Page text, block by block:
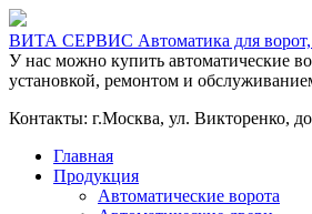
ВИТА СЕРВИС Автоматика для ворот,
У нас можно купить автоматические
установкой, ремонтом и
Контакты: г.Москва, ул. Викторенко,
Главная
Продукция
Автоматические ворота